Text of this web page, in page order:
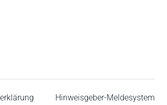
Hinweisgeber-Meldesystem